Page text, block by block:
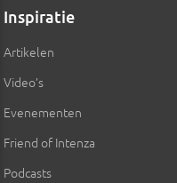
Inspiratie
Artikelen
Video’s
Evenementen
Friend of Intenza
Podcasts